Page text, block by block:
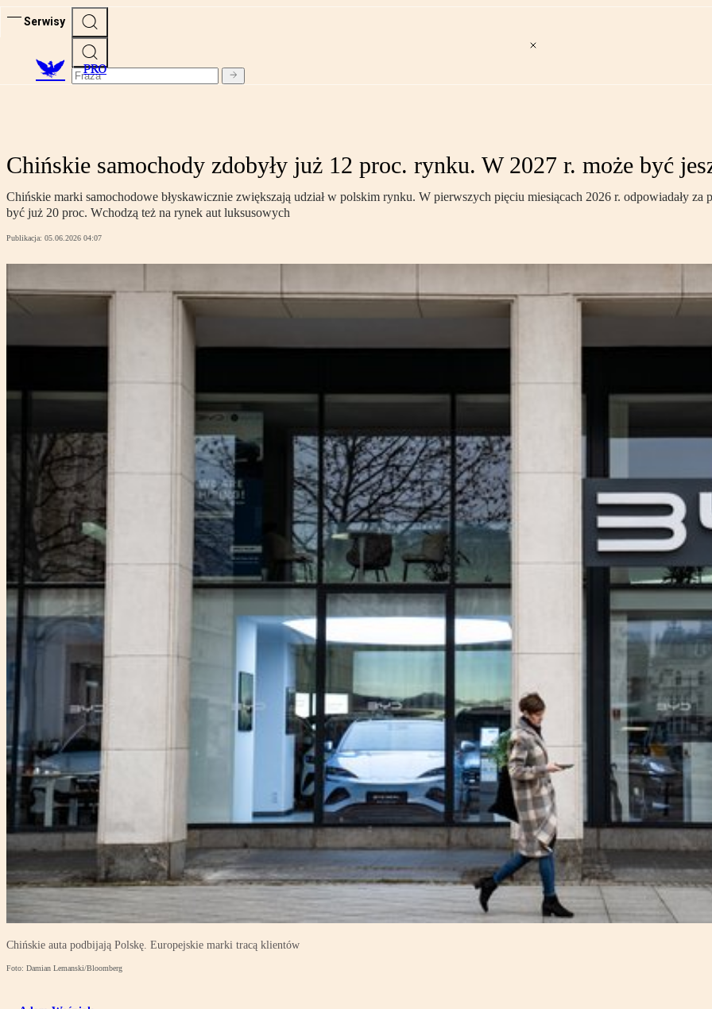
Serwisy
PRO
Chińskie samochody zdobyły już 12 proc. rynku. W 2027 r. może być
Chińskie marki samochodowe błyskawicznie zwiększają udział w polskim rynku. W pierwszych pięciu miesiącach 2026 r. odpowiadały
być już 20 proc. Wchodzą też na rynek aut luksusowych
Publikacja: 05.06.2026 04:07
Chińskie auta podbijają Polskę. Europejskie marki tracą klientów
Foto: Damian Lemanski/Bloomberg